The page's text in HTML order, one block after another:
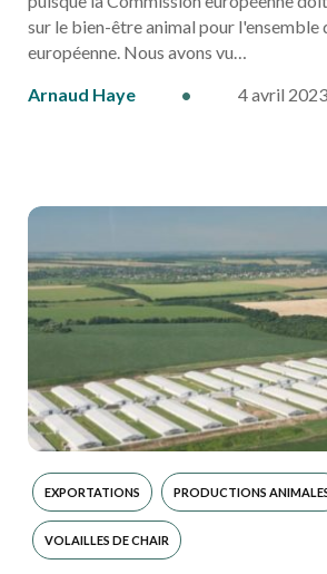
sur le bien-être animal pour l'ensemble
européenne. Nous avons vu…
Arnaud Haye
• 4 avril 2023
EXPORTATIONS PRODUCTIONS
VOLAILLES DE CHAIR